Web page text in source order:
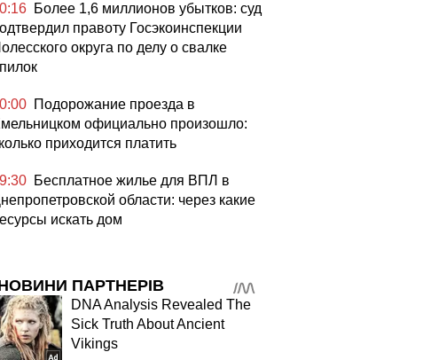
Более 1,6 миллионов убытков: суд
правоту Госэкоинспекции
округа по делу о свалке
Подорожание проезда в
официально произошло:
приходится платить
Бесплатное жилье для ВПЛ в
области: через какие
искать дом
ПАРТНЕРІВ
DNA Analysis Revealed The
Sick Truth About Ancient
Vikings